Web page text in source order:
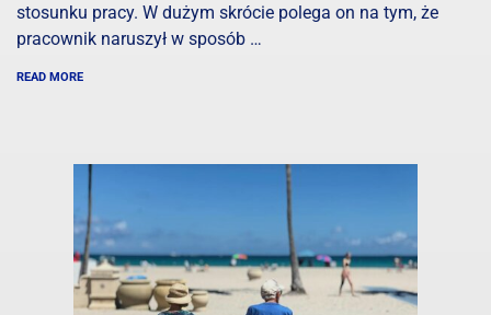
stosunku pracy. W dużym skrócie polega on na tym, że
pracownik naruszył w sposób …
READ MORE